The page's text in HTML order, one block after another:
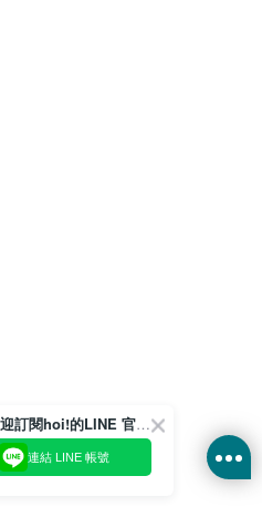
歡迎訂閱hoi!的LINE 官方帳號
連結 LINE 帳號